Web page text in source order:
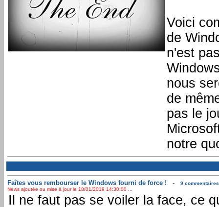
Voici
de
n'est
nous
de
pas le
notre
Faîtes vous rembourser le Windows fourni de force ! -
9
News ajoutée ou mise à jour le 18/01/2019 14:30:00 ...
Il ne faut pas se voiler la face, ce